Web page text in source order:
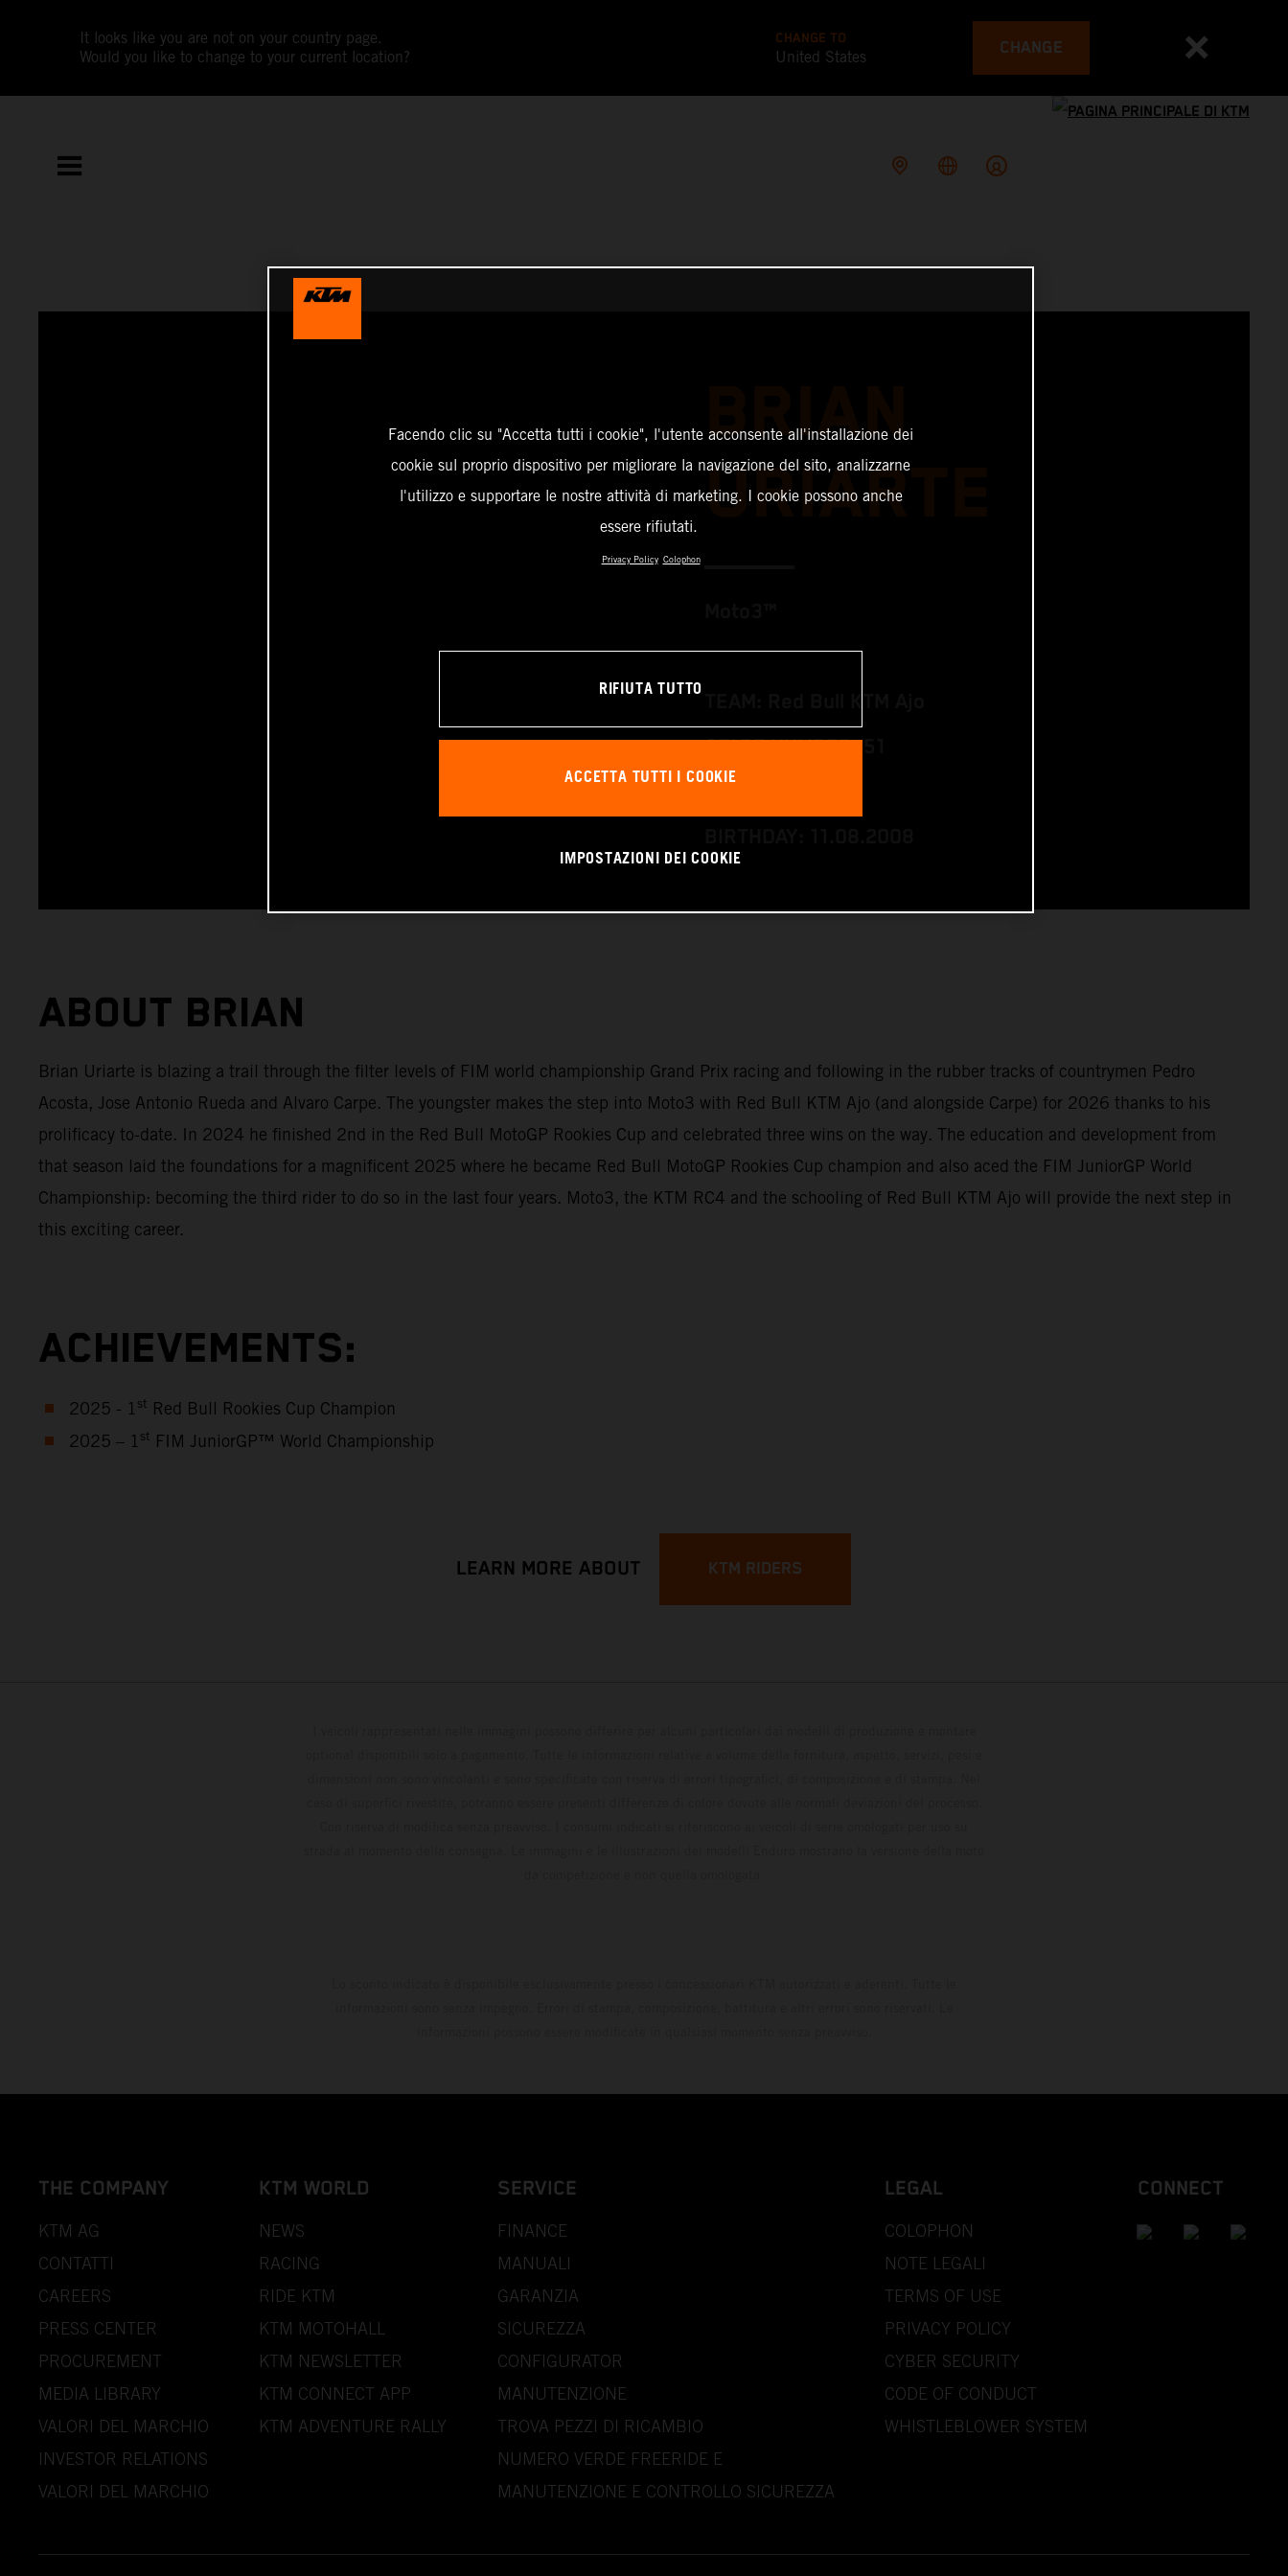
It looks like you are not on your country page.
Would you like to change to your current location?
CHANGE TO
United States CHANGE
BRIAN
URIARTE
START NUMBER: 51
ABOUT BRIAN
Brian Uriarte is blazing a trail through the filter levels of FIM world championship Grand Prix racing and following in the rubber tracks of countrymen Pedro
Acosta, Jose Antonio Rueda and Alvaro Carpe. The youngster makes the step into Moto3 with Red Bull KTM Ajo (and alongside Carpe) for 2026 thanks to his
prolificacy to-date. In 2024 he finished 2nd in the Red Bull MotoGP Rookies Cup and celebrated three wins on the way. The education and development from
that season laid the foundations for a magnificent 2025 where he became Red Bull MotoGP Rookies Cup champion and also aced the FIM JuniorGP World
Championship: becoming the third rider to do so in the last four years. Moto3, the KTM RC4 and the schooling of Red Bull KTM Ajo will provide the next step in
this exciting career.
ACHIEVEMENTS:
2025 - 1 st Red Bull Rookies Cup Champion
2025 – 1 st FIM JuniorGP™ World Championship
LEARN MORE ABOUT KTM RIDERS
THE COMPANY
KTM AG
CONTATTI
CAREERS
PRESS CENTER
PROCUREMENT
MEDIA LIBRARY
VALORI DEL MARCHIO
INVESTOR RELATIONS
VALORI DEL MARCHIO
KTM WORLD
NEWS
RACING
RIDE KTM
KTM MOTOHALL
KTM NEWSLETTER
KTM CONNECT APP
KTM ADVENTURE RALLY
SERVICE
FINANCE
MANUALI
GARANZIA
SICUREZZA
CONFIGURATOR
MANUTENZIONE
TROVA PEZZI DI RICAMBIO
NUMERO VERDE FREERIDE E
MANUTENZIONE E CONTROLLO SICUREZZA
LEGAL
COLOPHON
NOTE LEGALI
TERMS OF USE
PRIVACY POLICY
CYBER SECURITY
CODE OF CONDUCT
WHISTLEBLOWER SYSTEM
CONNECT
Facendo clic su "Accetta tutti i cookie", l'utente acconsente all'installazione dei
cookie sul proprio dispositivo per migliorare la navigazione del sito, analizzarne
l'utilizzo e supportare le nostre attività di marketing. I cookie possono anche
essere rifiutati.
Privacy Policy Colophon
RIFIUTA TUTTO
ACCETTA TUTTI I COOKIE
IMPOSTAZIONI DEI COOKIE